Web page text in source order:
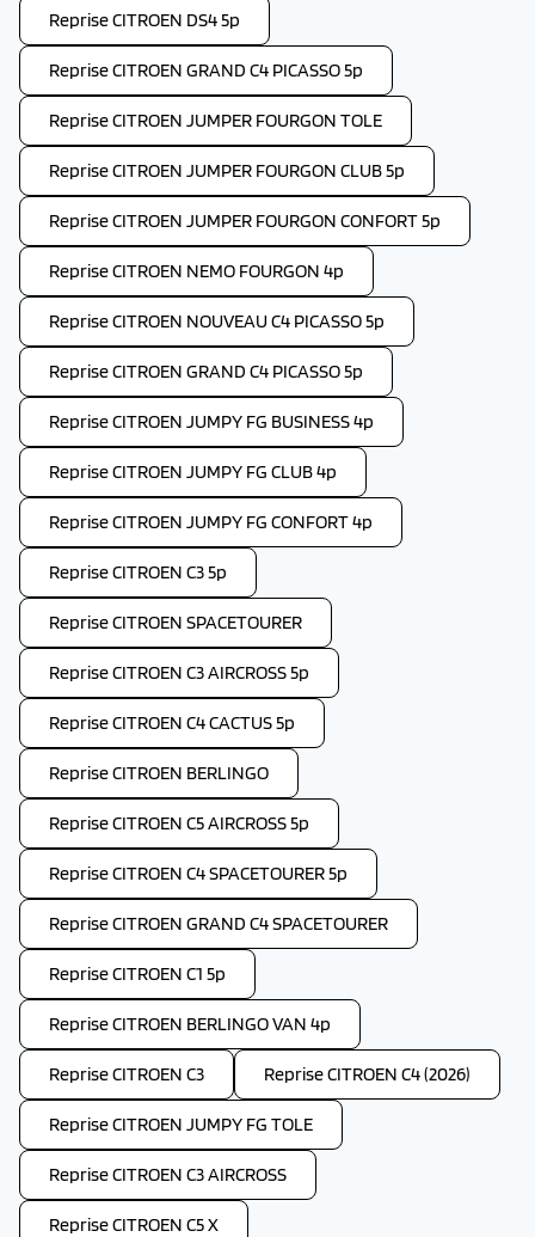
Reprise CITROEN DS4 5p
Reprise CITROEN GRAND C4 PICASSO 5p
Reprise CITROEN JUMPER FOURGON TOLE
Reprise CITROEN JUMPER FOURGON CLUB 5p
Reprise CITROEN JUMPER FOURGON CONFORT 5p
Reprise CITROEN NEMO FOURGON 4p
Reprise CITROEN NOUVEAU C4 PICASSO 5p
Reprise CITROEN GRAND C4 PICASSO 5p
Reprise CITROEN JUMPY FG BUSINESS 4p
Reprise CITROEN JUMPY FG CLUB 4p
Reprise CITROEN JUMPY FG CONFORT 4p
Reprise CITROEN C3 5p
Reprise CITROEN SPACETOURER
Reprise CITROEN C3 AIRCROSS 5p
Reprise CITROEN C4 CACTUS 5p
Reprise CITROEN BERLINGO
Reprise CITROEN C5 AIRCROSS 5p
Reprise CITROEN C4 SPACETOURER 5p
Reprise CITROEN GRAND C4 SPACETOURER
Reprise CITROEN C1 5p
Reprise CITROEN BERLINGO VAN 4p
Reprise CITROEN C3 Reprise CITROEN C4 (2026)
Reprise CITROEN JUMPY FG TOLE
Reprise CITROEN C3 AIRCROSS
Reprise CITROEN C5 X